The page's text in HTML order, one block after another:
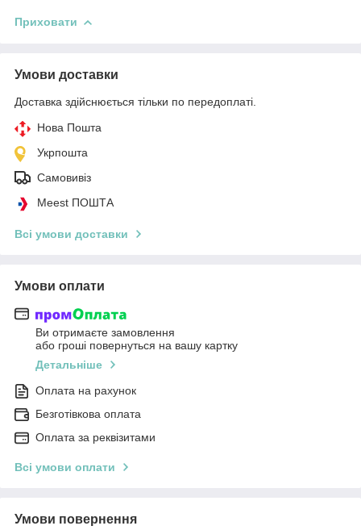
Приховати
Умови доставки
Доставка здійснюється тільки по передоплаті.
Нова Пошта
Укрпошта
Самовивіз
Meest ПОШТА
Всі умови доставки
Умови оплати
Ви отримаєте замовлення
або гроші повернуться на вашу картку
Детальніше
Оплата на рахунок
Безготівкова оплата
Оплата за реквізитами
Всі умови оплати
Умови повернення